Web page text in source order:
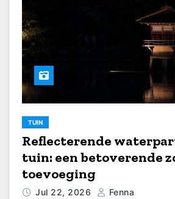
TUIN
Reflecterende
tuin: een betoverende
toevoeging
Jul 22, 2026 Fenna